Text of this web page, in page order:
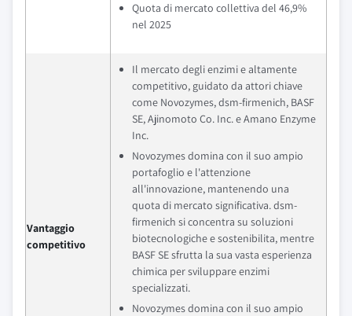
Quota di mercato collettiva del 46,9%
nel 2025
Vantaggio
competitivo
Il mercato degli enzimi e altamente
competitivo, guidato da attori chiave
come Novozymes, dsm-firmenich, BASF
SE, Ajinomoto Co. Inc. e Amano Enzyme
Inc.
Novozymes domina con il suo ampio
portafoglio e l'attenzione
all'innovazione, mantenendo una
quota di mercato significativa. dsm-
firmenich si concentra su soluzioni
biotecnologiche e sostenibilita, mentre
BASF SE sfrutta la sua vasta esperienza
chimica per sviluppare enzimi
specializzati.
Novozymes domina con il suo ampio